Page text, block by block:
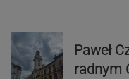
Paweł
radnym